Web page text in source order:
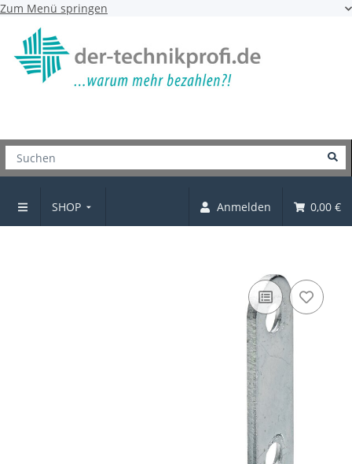
Zum Menü springen
SHOP Anmelden 0,00 €
Winkelblech